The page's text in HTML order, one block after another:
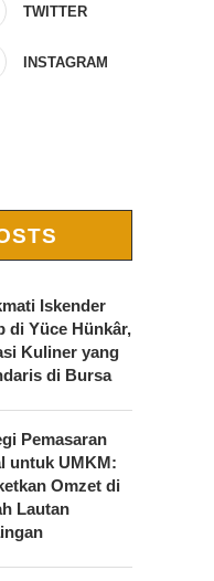
TWITTER
INSTAGRAM
Iskender
di Yüce Hünkâr,
Kuliner yang
di Bursa
Pemasaran
untuk UMKM:
Omzet di
Lautan